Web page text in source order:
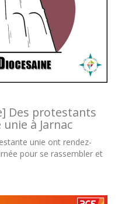
Des protestants
à Jarnac
unie ont rendez-
pour se rassembler et